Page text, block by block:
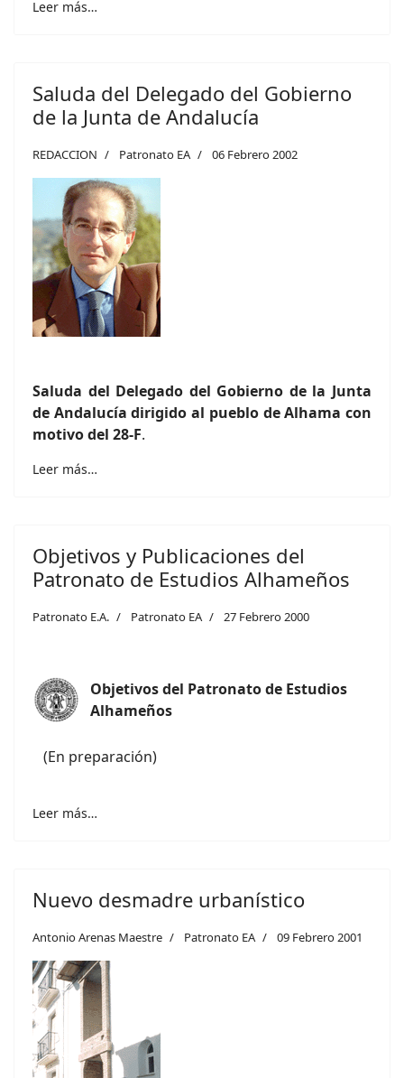
Leer más…
Saluda del Delegado del Gobierno
de la Junta de Andalucía
REDACCION Patronato EA 06 Febrero 2002
Saluda del Delegado del Gobierno de la Junta
de Andalucía dirigido al pueblo de Alhama con
motivo del 28-F.
Leer más…
Objetivos y Publicaciones del
Patronato de Estudios Alhameños
Patronato E.A. Patronato EA 27 Febrero 2000
Objetivos del Patronato de Estudios
Alhameños
(En preparación)
Leer más…
Nuevo desmadre urbanístico
Antonio Arenas Maestre Patronato EA 09 Febrero 2001